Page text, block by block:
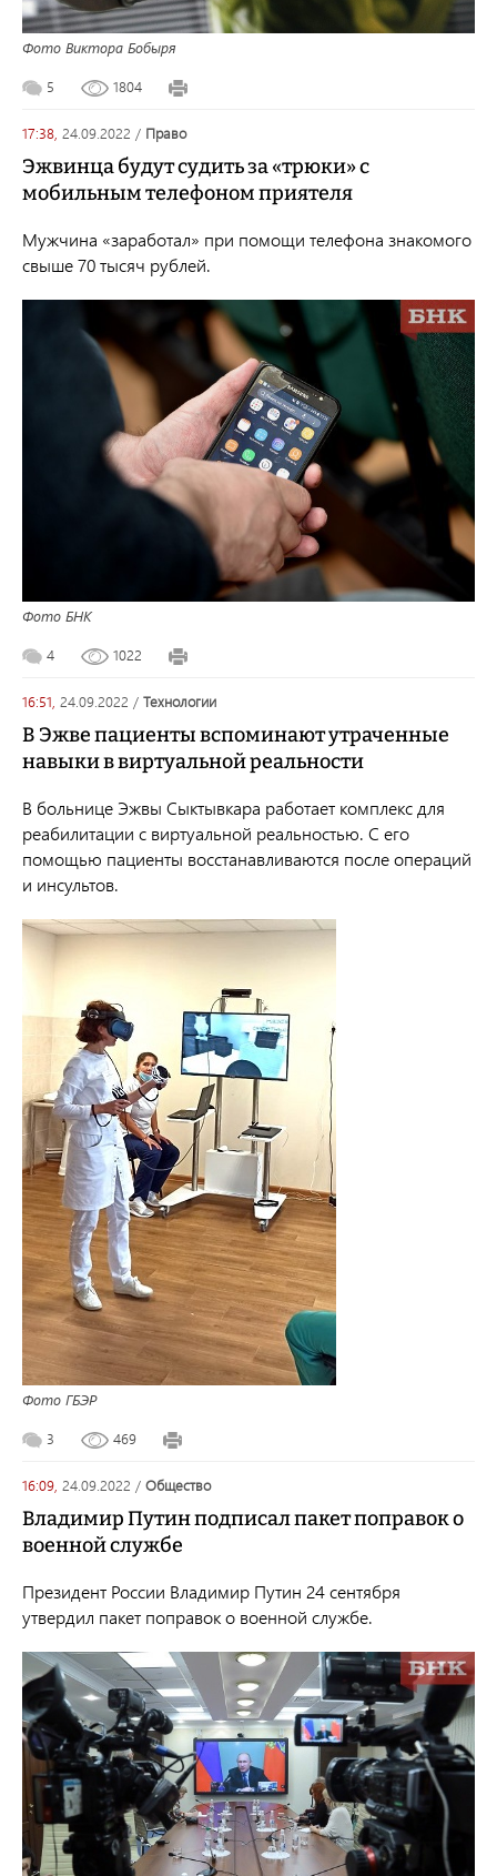
Фото Виктора Бобыря
5 1804
17:38, 24.09.2022 / право
Эжвинца будут судить за «трюки» с
мобильным телефоном приятеля
Мужчина «заработал» при помощи телефона знакомого
свыше 70 тысяч рублей.
Фото БНК
4 1022
16:51, 24.09.2022 / технологии
В Эжве пациенты вспоминают утраченные
навыки в виртуальной реальности
В больнице Эжвы Сыктывкара работает комплекс для
реабилитации с виртуальной реальностью. С его
помощью пациенты восстанавливаются после операций
и инсультов.
Фото ГБЭР
3 469
16:09, 24.09.2022 / общество
Владимир Путин подписал пакет поправок о
военной службе
Президент России Владимир Путин 24 сентября
утвердил пакет поправок о военной службе.